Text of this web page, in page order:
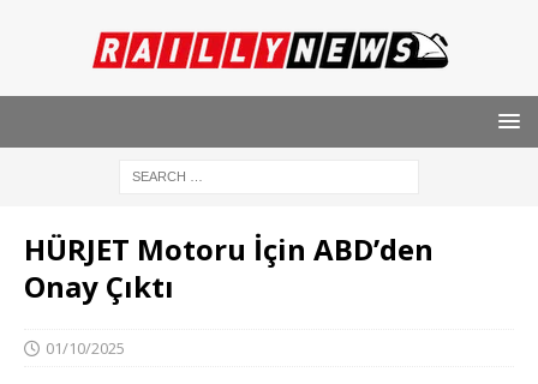
HÜRJET Motoru İçin ABD’den
Onay Çıktı
01/10/2025